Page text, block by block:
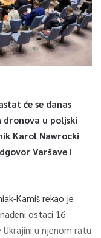
će se danas
u poljski
Karol Nawrocki
Varšave i
Kamiš rekao je
ostaci 16
Ukrajini u njenom ratu